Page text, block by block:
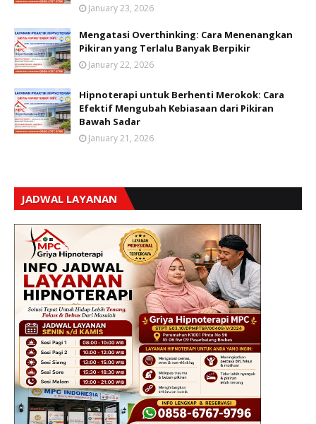
January 23, 2026
Mengatasi Overthinking: Cara Menenangkan
Pikiran yang Terlalu Banyak Berpikir
January 22, 2026
Hipnoterapi untuk Berhenti Merokok: Cara
Efektif Mengubah Kebiasaan dari Pikiran
Bawah Sadar
January 21, 2026
JADWAL LAYANAN